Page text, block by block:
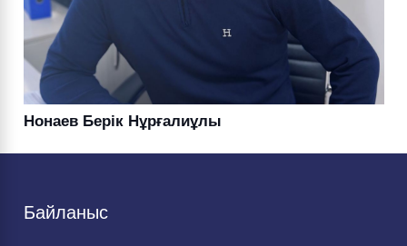
Нонаев Берік Нұрғалиұлы
Байланыс